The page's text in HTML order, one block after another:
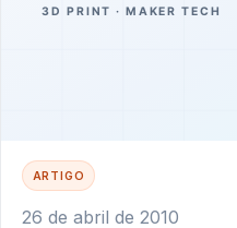
ARTIGO
26 de abril de 2010